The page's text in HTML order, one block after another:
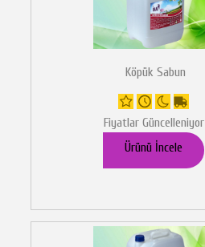
Köpük Sabun
Fiyatlar Güncelleniyor
Ürünü İncele